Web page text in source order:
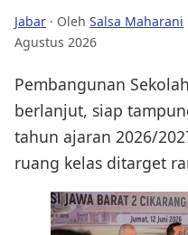
Jabar · Oleh Salsa Maharani
Agustus 2026
Pembangunan
berlanjut, siap
tahun ajaran 2026/
ruang kelas ditarget